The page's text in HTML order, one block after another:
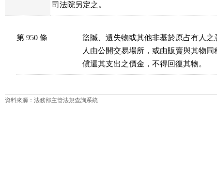
司法院另定之。
第 950 條
盜贓、遺失物或其他非基於原占有人
人由公開交易場所，或由販賣與其物
償還其支出之價金，不得回復其物。
資料來源：法務部主管法規查詢系統